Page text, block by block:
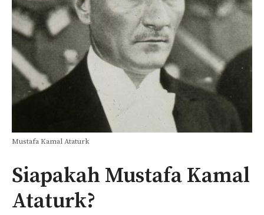
Mustafa Kamal Ataturk
Siapakah Mustafa Kamal
Ataturk?